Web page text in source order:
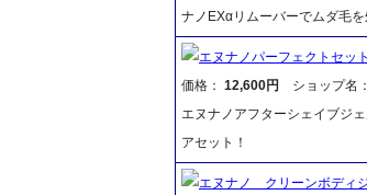
ナノEXαリムーバーでムダ毛
エヌナノパーフェクトセット
価格： 12,600円
ショップ名
エヌナノアフターシェイブジ
アセット！
エヌナノ クリーンボディ